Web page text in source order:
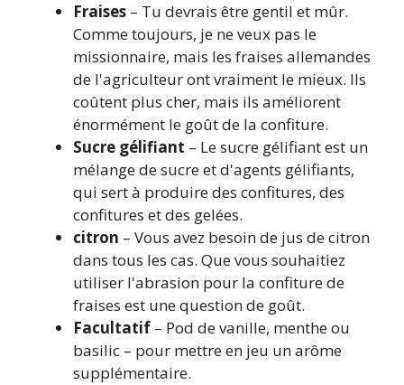
Fraises – Tu devrais être gentil et mûr.
Comme toujours, je ne veux pas le
missionnaire, mais les fraises allemandes
de l'agriculteur ont vraiment le mieux. Ils
coûtent plus cher, mais ils améliorent
énormément le goût de la confiture.
Sucre gélifiant – Le sucre gélifiant est un
mélange de sucre et d'agents gélifiants,
qui sert à produire des confitures, des
confitures et des gelées.
citron – Vous avez besoin de jus de citron
dans tous les cas. Que vous souhaitiez
utiliser l'abrasion pour la confiture de
fraises est une question de goût.
Facultatif – Pod de vanille, menthe ou
basilic – pour mettre en jeu un arôme
supplémentaire.